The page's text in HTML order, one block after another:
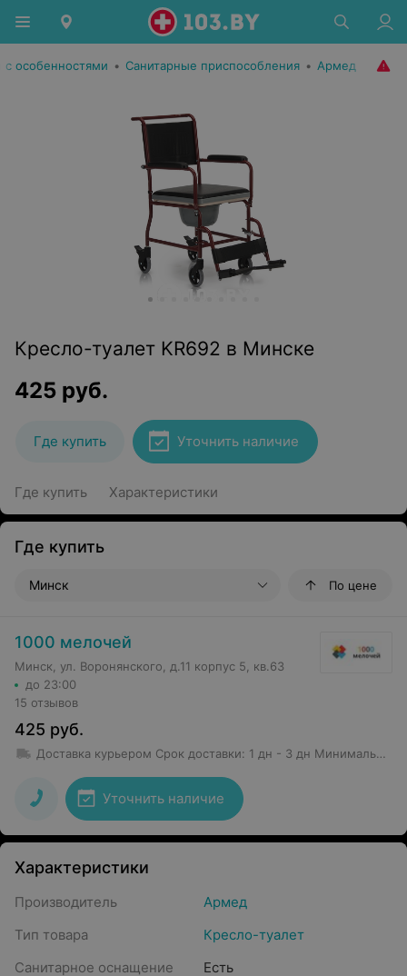
особенностями • Санитарные приспособления • Армед
Кресло-туалет KR692 в Минске
425 руб.
Где купить Уточнить наличие
Где купить Характеристики
Где купить
Минск По цене
1000 мелочей
Минск, ул. Воронянского, д.11 корпус 5, кв.63
до 23:00
15 отзывов
425 руб.
Доставка курьером Срок доставки: 1 дн - 3 дн Минимальная сумма заказа: 50 руб.
Уточнить наличие
Характеристики
Производитель
Армед
Тип товара
Кресло-туалет
Санитарное оснащение
Есть